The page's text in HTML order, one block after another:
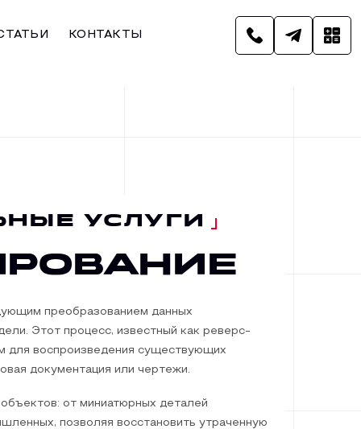
КОНТАКТЫ
УСЛУГИ
преобразованием данных
Этот процесс, известный как реверс-
для воспроизведения существующих
документация или чертежи.
от миниатюрных деталей
позволяя восстановить утраченную